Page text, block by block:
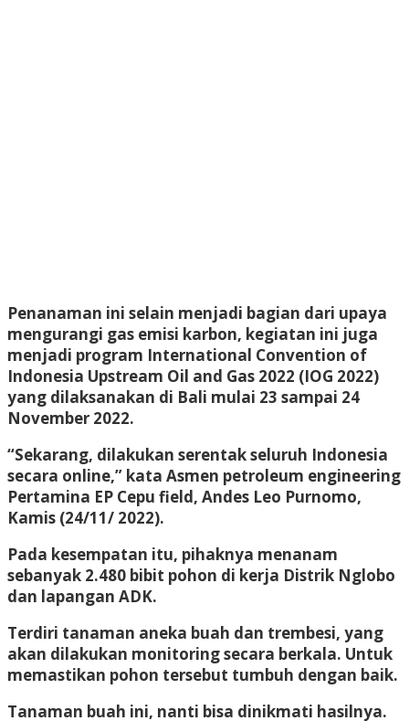
Penanaman ini selain menjadi bagian dari upaya
mengurangi gas emisi karbon, kegiatan ini juga
menjadi program International Convention of
Indonesia Upstream Oil and Gas 2022 (IOG 2022)
yang dilaksanakan di Bali mulai 23 sampai 24
November 2022.
“Sekarang, dilakukan serentak seluruh Indonesia
secara online,” kata Asmen petroleum engineering
Pertamina EP Cepu field, Andes Leo Purnomo,
Kamis (24/11/ 2022).
Pada kesempatan itu, pihaknya menanam
sebanyak 2.480 bibit pohon di kerja Distrik Nglobo
dan lapangan ADK.
Terdiri tanaman aneka buah dan trembesi, yang
akan dilakukan monitoring secara berkala. Untuk
memastikan pohon tersebut tumbuh dengan baik.
Tanaman buah ini, nanti bisa dinikmati hasilnya.